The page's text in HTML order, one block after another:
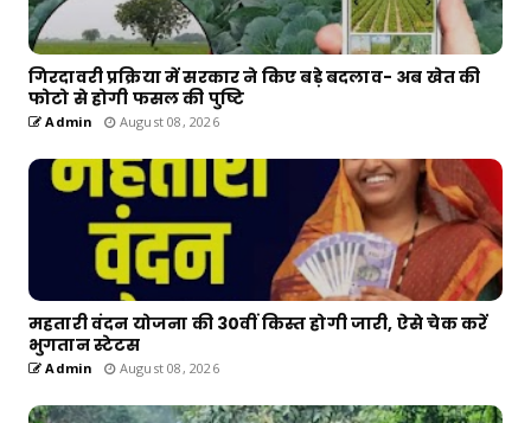
गिरदावरी प्रक्रिया में सरकार ने किए बड़े बदलाव- अब खेत की
फोटो से होगी फसल की पुष्टि
Admin August 08, 2026
महतारी वंदन योजना की 30वीं किस्त होगी जारी, ऐसे चेक करें
भुगतान स्टेटस
Admin August 08, 2026